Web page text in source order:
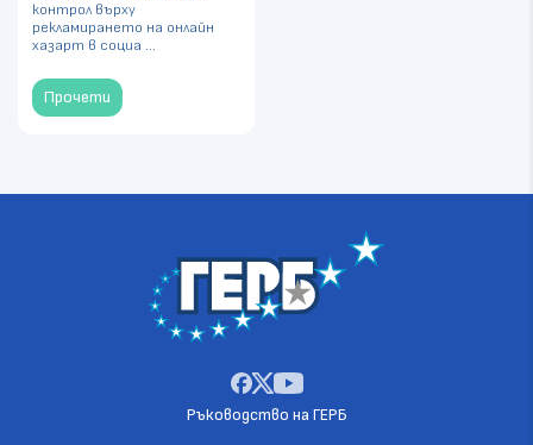
контрол върху
рекламирането на онлайн
хазарт в социа ...
Прочети
Ръководство на ГЕРБ